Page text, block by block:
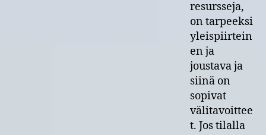
resursseja,
on tarpeeksi
yleispiirtein
en ja
joustava ja
siinä on
sopivat
välitavoittee
t. Jos tilalla